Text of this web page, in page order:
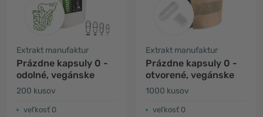
Extrakt manufaktur
Prázdne kapsuly 0 -
odolné, vegánske
200 kusov
veľkosť 0
Extrakt manufaktur
Prázdne kapsuly 0 -
otvorené, vegánske
1000 kusov
veľkosť 0